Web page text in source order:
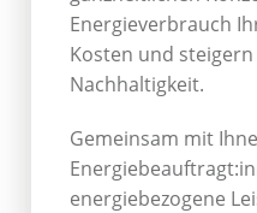
Energieverbrauch
Kosten und
Nachhaltigkeit.
Gemeinsam mit
energiebezogene